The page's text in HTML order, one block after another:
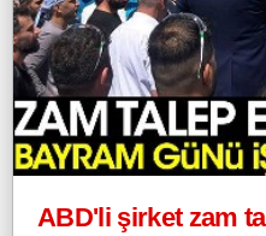
ABD'li şirket zam